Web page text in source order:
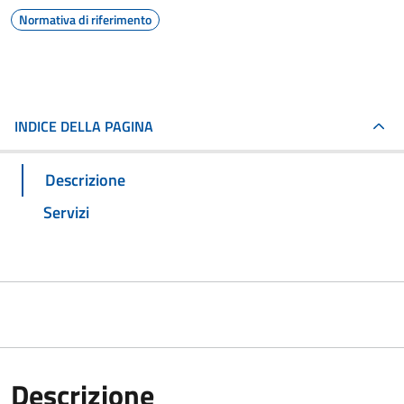
Normativa di riferimento
INDICE DELLA PAGINA
Descrizione
Servizi
Descrizione